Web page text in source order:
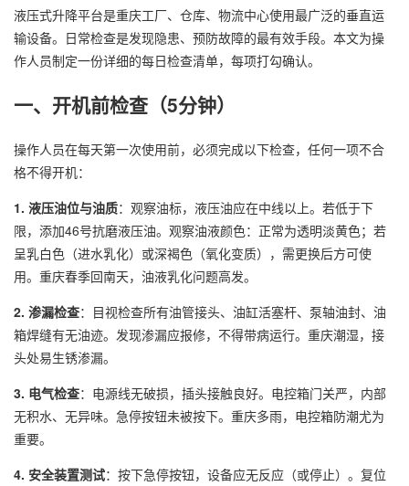
液压式升降平台是重庆工厂、仓库、物流中心使用最广泛的垂直运
输设备。日常检查是发现隐患、预防故障的最有效手段。本文为操
作人员制定一份详细的每日检查清单，每项打勾确认。
一、开机前检查（5分钟）
操作人员在每天第一次使用前，必须完成以下检查，任何一项不合
格不得开机：
1. 液压油位与油质：观察油标，液压油应在中线以上。若低于下
限，添加46号抗磨液压油。观察油液颜色：正常为透明淡黄色；若
呈乳白色（进水乳化）或深褐色（氧化变质），需更换后方可使
用。重庆春季回南天，油液乳化问题高发。
2. 渗漏检查：目视检查所有油管接头、油缸活塞杆、泵轴油封、油
箱焊缝有无油迹。发现渗漏应报修，不得带病运行。重庆潮湿，接
头处易生锈渗漏。
3. 电气检查：电源线无破损，插头接触良好。电控箱门关严，内部
无积水、无异味。急停按钮未被按下。重庆多雨，电控箱防潮尤为
重要。
4. 安全装置测试：按下急停按钮，设备应无反应（或停止）。复位